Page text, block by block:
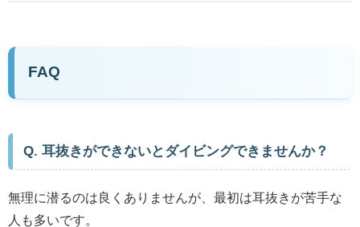
FAQ
Q. 耳抜きができないとダイビングできませんか？
無理に潜るのは良くありませんが、最初は耳抜きが苦手な
人も多いです。